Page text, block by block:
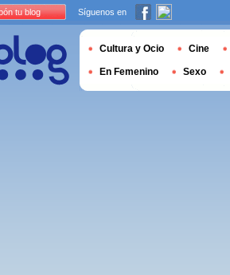
tu blog Síguenos en
Cultura y Ocio Cine
En Femenino Sexo